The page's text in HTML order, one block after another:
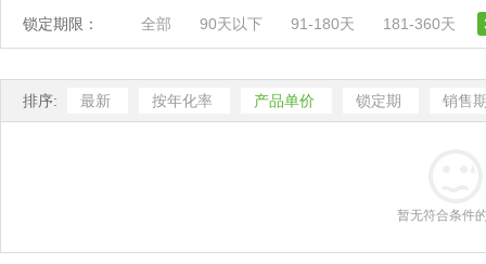
锁定期限： 全部 90天以下 91-180天 181-360天
排序: 最新 按年化率 产品单价 锁定期 销售
暂无符合条件